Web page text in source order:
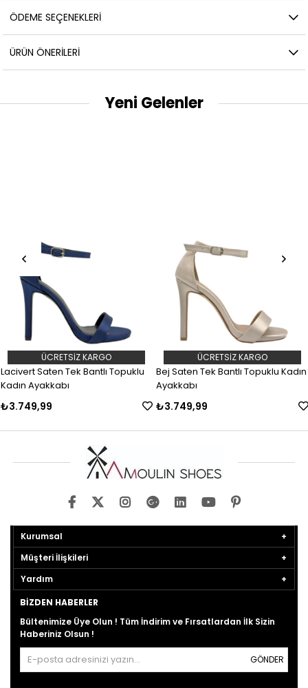
ÖDEME SEÇENEKLERI
ÜRÜN ÖNERILERI
Yeni Gelenler
Lacivert Saten Tek Bantlı Topuklu
Kadın Ayakkabı
₺3.749,99
ÜCRETSIZ KARGO
Bej Saten Tek Bantlı Topuklu Kadın
Ayakkabı
₺3.749,99
ÜCRETSIZ KARGO
Kurumsal
Müşteri İlişkileri
Yardım
BIZDEN HABERLER
Bültenimize Üye Olun ! Tüm İndirim ve Fırsatlardan İlk Sizin
Haberiniz Olsun !
GÖNDER